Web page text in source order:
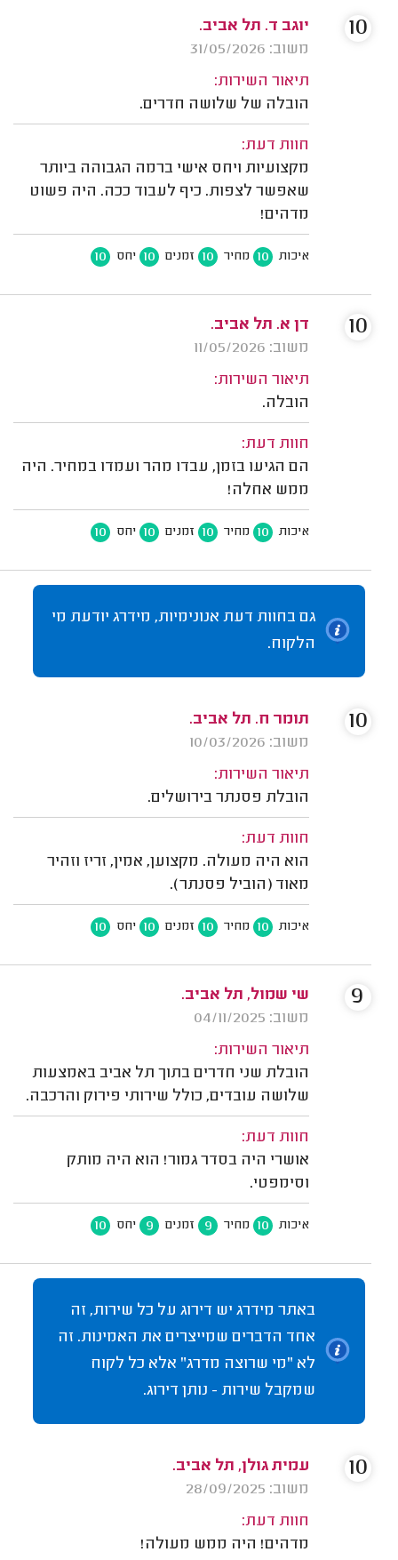
יוגב ד. תל אביב.
משוב: 31/05/2026
תיאור השירות:
הובלה של שלושה חדרים.
חוות דעת:
מקצועיות ויחס אישי ברמה הגבוהה ביותר
שאפשר לצפות. כיף לעבוד ככה. היה פשוט
מדהים!
איכות 10 מחיר 10 זמנים 10 יחס 10
10
דן א. תל אביב.
משוב: 11/05/2026
תיאור השירות:
הובלה.
חוות דעת:
הם הגיעו בזמן, עבדו מהר ועמדו במחיר. היה
ממש אחלה!
איכות 10 מחיר 10 זמנים 10 יחס 10
10
גם בחוות דעת אנונימיות, מידרג יודעת מי
הלקוח.
תומר ח. תל אביב.
משוב: 10/03/2026
תיאור השירות:
הובלת פסנתר בירושלים.
חוות דעת:
הוא היה מעולה. מקצוען, אמין, זריז וזהיר
מאוד (הוביל פסנתר).
איכות 10 מחיר 10 זמנים 10 יחס 10
10
שי שמול, תל אביב.
משוב: 04/11/2025
תיאור השירות:
הובלת שני חדרים בתוך תל אביב באמצעות
שלושה עובדים, כולל שירותי פירוק והרכבה.
חוות דעת:
אושרי היה בסדר גמור! הוא היה מותק
וסימפטי.
איכות 10 מחיר 9 זמנים 9 יחס 10
9
באתר מידרג יש דירוג על כל שירות, זה
אחד הדברים שמייצרים את האמינות. זה
לא "מי שרוצה מדרג" אלא כל לקוח
שמקבל שירות - נותן דירוג.
עמית גולן, תל אביב.
משוב: 28/09/2025
חוות דעת:
מדהים! היה ממש מעולה!
10